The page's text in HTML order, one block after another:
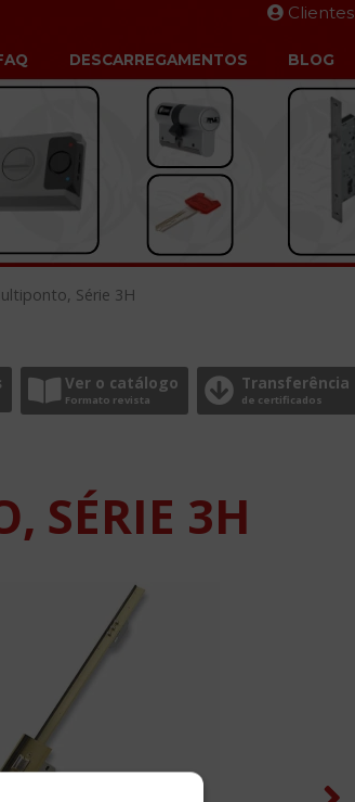
Clientes
DESCARREGAMENTOS BLOG
Série 3H
Ver o catálogo
Formato revista
Transferência
de certificados
SÉRIE 3H